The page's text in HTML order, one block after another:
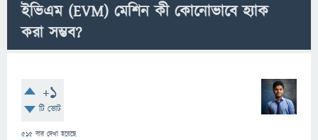
ইভিএম (EVM) মেশিন কী কোনোভাবে হ্যাক
করা সম্ভব?
+1
টি ভোট
515 বার দেখা হয়েছে